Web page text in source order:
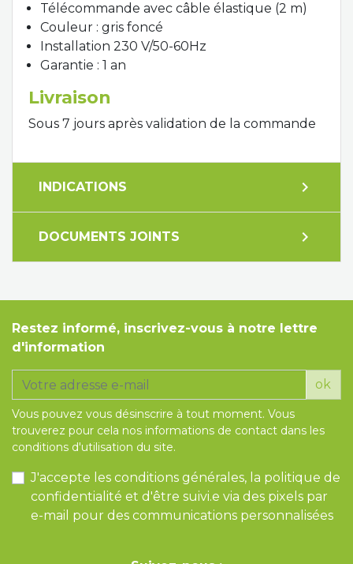
Télécommande avec câble élastique (2 m)
Couleur : gris foncé
Installation 230 V/50-60Hz
Garantie : 1 an
Livraison
Sous 7 jours après validation de la commande
INDICATIONS expand_more
DOCUMENTS JOINTS expand_more
Restez informé, inscrivez-vous à notre lettre
d'information
ok
Vous pouvez vous désinscrire à tout moment. Vous
trouverez pour cela nos informations de contact dans les
conditions d'utilisation du site.
J'accepte les conditions générales, la politique de
confidentialité et d'être suivi.e via des pixels par
e-mail pour des communications personnalisées